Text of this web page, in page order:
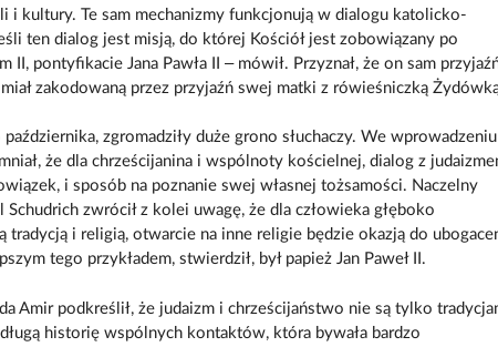
i kultury. Te sam mechanizmy funkcjonują w dialogu katolicko-
ten dialog jest misją, do której Kościół jest zobowiązany po
II, pontyfikacie Jana Pawła II – mówił. Przyznał, że on sam
zakodowaną przez przyjaźń swej matki z rówieśniczką
zgromadziły duże grono słuchaczy. We wprowadzeniu
że dla chrześcijanina i wspólnoty kościelnej, dialog z
i sposób na poznanie swej własnej tożsamości. Naczelny
Schudrich zwrócił z kolei uwagę, że dla człowieka głęboko
tradycją i religią, otwarcie na inne religie będzie okazją do
tego przykładem, stwierdził, był papież Jan Paweł II.
Amir podkreślił, że judaizm i chrześcijaństwo nie są tylko
historię wspólnych kontaktów, która bywała bardzo